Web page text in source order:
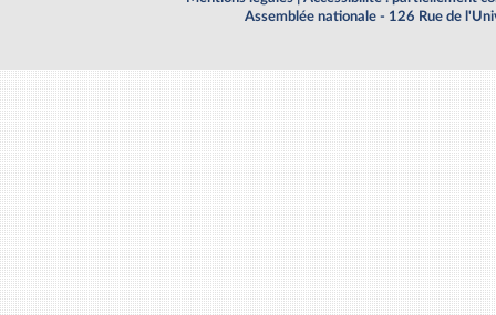
Assemblée nationale - 126 Rue de